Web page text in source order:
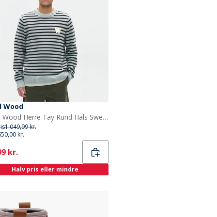
Wood
Wood Wood Herre Tay Rund Hals Sweater Slate Stripe
1.049,99 kr.
kr.
kr.
Halv pris eller mindre